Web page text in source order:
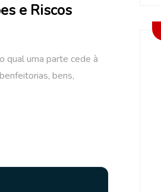
e Riscos
qual uma parte cede à
bens,